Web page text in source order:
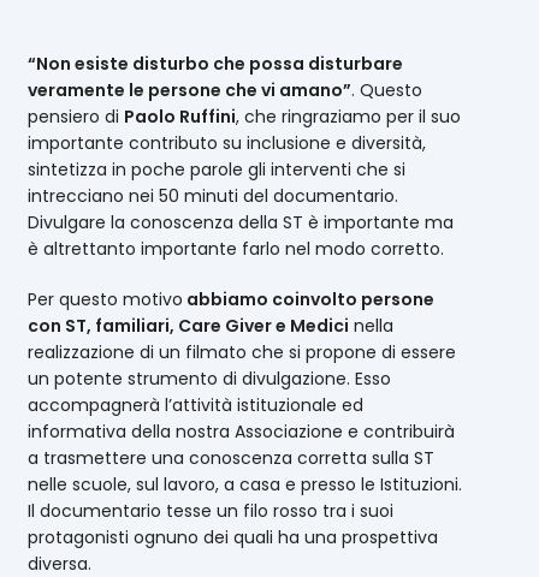
“Non esiste disturbo che possa disturbare
veramente le persone che vi amano”. Questo
pensiero di Paolo Ruffini, che ringraziamo per il suo
importante contributo su inclusione e diversità,
sintetizza in poche parole gli interventi che si
intrecciano nei 50 minuti del documentario.
Divulgare la conoscenza della ST è importante ma
è altrettanto importante farlo nel modo corretto.
Per questo motivo abbiamo coinvolto persone
con ST, familiari, Care Giver e Medici nella
realizzazione di un filmato che si propone di essere
un potente strumento di divulgazione. Esso
accompagnerà l’attività istituzionale ed
informativa della nostra Associazione e contribuirà
a trasmettere una conoscenza corretta sulla ST
nelle scuole, sul lavoro, a casa e presso le Istituzioni.
Il documentario tesse un filo rosso tra i suoi
protagonisti ognuno dei quali ha una prospettiva
diversa.